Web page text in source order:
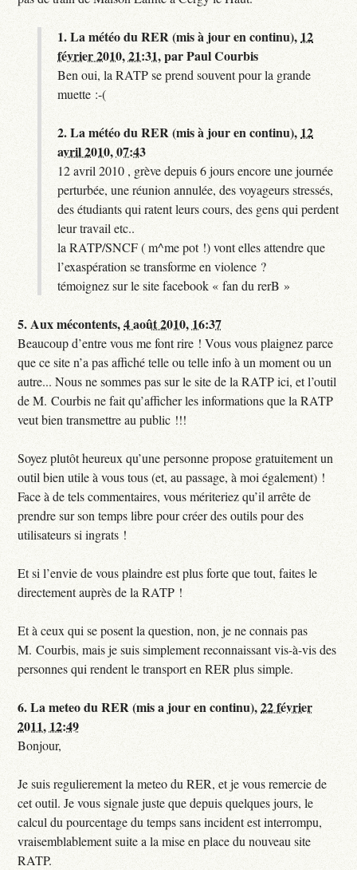
1.La météo du RER (mis à jour en continu), 12
février 2010, 21:31,parPaul Courbis
Ben oui, la RATP se prend souvent pour la grande
muette :-(
2.La météo du RER (mis à jour en continu), 12
avril 2010, 07:43
12 avril 2010 , grève depuis 6 jours encore une journée
perturbée, une réunion annulée, des voyageurs stressés,
des étudiants qui ratent leurs cours, des gens qui perdent
leur travail etc..
la RATP/SNCF ( m^me pot !) vont elles attendre que
l’exaspération se transforme en violence ?
témoignez sur le site facebook « fan du rerB »
5.Aux mécontents,4 août 2010, 16:37
Beaucoup d’entre vous me font rire ! Vous vous plaignez parce
que ce site n’a pas affiché telle ou telle info à un moment ou un
autre... Nous ne sommes pas sur le site de la RATP ici, et l’outil
de M. Courbis ne fait qu’afficher les informations que la RATP
veut bien transmettre au public !!!
Soyez plutôt heureux qu’une personne propose gratuitement un
outil bien utile à vous tous (et, au passage, à moi également) !
Face à de tels commentaires, vous mériteriez qu’il arrête de
prendre sur son temps libre pour créer des outils pour des
utilisateurs si ingrats !
Et si l’envie de vous plaindre est plus forte que tout, faites le
directement auprès de la RATP !
Et à ceux qui se posent la question, non, je ne connais pas
M. Courbis, mais je suis simplement reconnaissant vis-à-vis des
personnes qui rendent le transport en RER plus simple.
6.La meteo du RER (mis a jour en continu),22 février
2011, 12:49
Bonjour,
Je suis regulierement la meteo du RER, et je vous remercie de
cet outil. Je vous signale juste que depuis quelques jours, le
calcul du pourcentage du temps sans incident est interrompu,
vraisemblablement suite a la mise en place du nouveau site
RATP.